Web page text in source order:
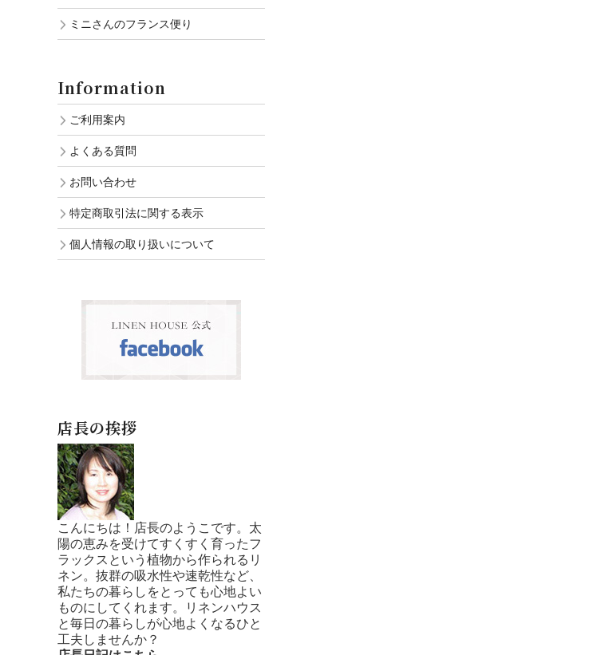
ミニさんのフランス便り
Information
ご利用案内
よくある質問
お問い合わせ
特定商取引法に関する表示
個人情報の取り扱いについて
店長の挨拶
こんにちは！店長のようこです。太
陽の恵みを受けてすくすく育ったフ
ラックスという植物から作られるリ
ネン。抜群の吸水性や速乾性など、
私たちの暮らしをとっても心地よい
ものにしてくれます。リネンハウス
と毎日の暮らしが心地よくなるひと
工夫しませんか？